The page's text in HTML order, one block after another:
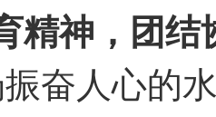
精神，团
奋人心的